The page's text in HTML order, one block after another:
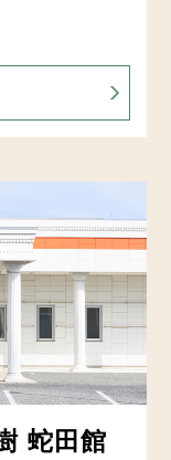
蛇田館